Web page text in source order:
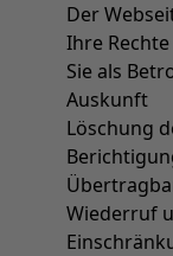
Der
Ihre
Sie als
Auskunft
Löschung
Wiederruf